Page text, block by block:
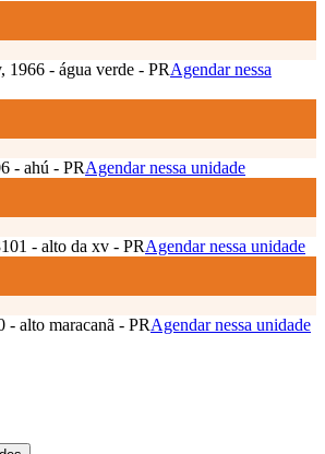
1966 - água verde - PRAgendar nessa
- ahú - PRAgendar nessa unidade
- alto da xv - PRAgendar nessa unidade
- alto maracanã - PRAgendar nessa unidade